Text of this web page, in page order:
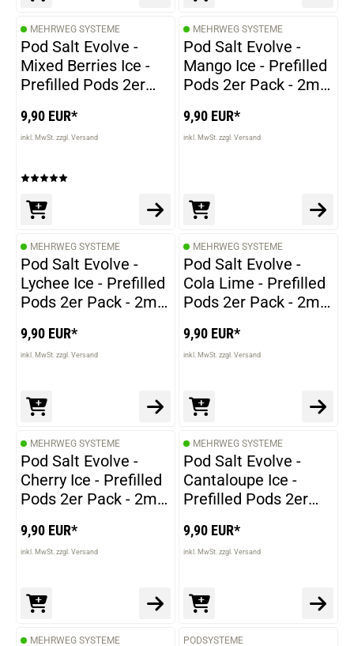
MEHRWEG SYSTEME
Pod Salt Evolve -
Mixed Berries Ice -
Prefilled Pods 2er
NicSalt
9,90 EUR*
inkl. MwSt. zzgl. Versand
MEHRWEG SYSTEME
Pod Salt Evolve -
Mango Ice - Prefilled
Pods 2er Pack - 2ml
9,90 EUR*
inkl. MwSt. zzgl. Versand
MEHRWEG SYSTEME
Pod Salt Evolve -
Lychee Ice - Prefilled
Pods 2er Pack - 2ml
9,90 EUR*
inkl. MwSt. zzgl. Versand
MEHRWEG SYSTEME
Pod Salt Evolve -
Cola Lime - Prefilled
Pods 2er Pack - 2ml
9,90 EUR*
inkl. MwSt. zzgl. Versand
MEHRWEG SYSTEME
Pod Salt Evolve -
Cherry Ice - Prefilled
Pods 2er Pack - 2ml
9,90 EUR*
inkl. MwSt. zzgl. Versand
MEHRWEG SYSTEME
Pod Salt Evolve -
Cantaloupe Ice -
Prefilled Pods 2er
NicSalt
9,90 EUR*
inkl. MwSt. zzgl. Versand
MEHRWEG SYSTEME PODSYSTEME